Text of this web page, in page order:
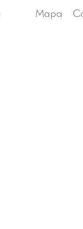
Mapa